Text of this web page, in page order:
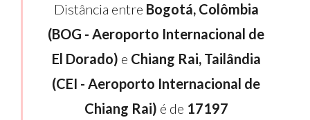
Distância entre Bogotá, Colômbia
(BOG - Aeroporto Internacional de
El Dorado) e Chiang Rai, Tailândia
(CEI - Aeroporto Internacional de
Chiang Rai) é de 17197